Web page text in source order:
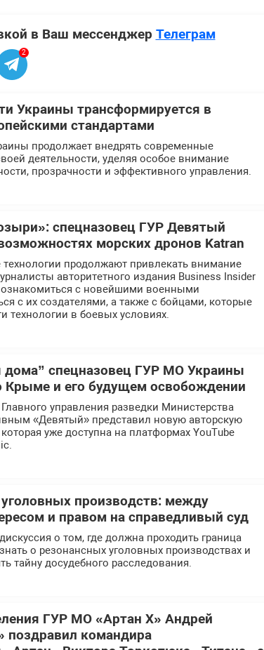
в Ваш мессенджер Телеграм
2
Украины трансформируется в
стандартами
продолжает внедрять современные
деятельности, уделяя особое внимание
прозрачности и эффективного управления.
спецназовец ГУР Девятый
морских дронов Katran
продолжают привлекать внимание
авторитетного издания Business Insider
ознакомиться с новейшими военными
с их создателями, а также с бойцами, которые
технологии в боевых условиях.
спецназовец ГУР МО Украины
Крыме и его будущем освобождении
управления разведки Министерства
«Девятый» представил новую авторскую
уже доступна на платформах YouTube
производств: между
и правом на справедливый суд
о том, где должна проходить граница
о резонансных уголовных производствах и
тайну досудебного расследования.
ГУР МО «Артан Х» Андрей
поздравил командира